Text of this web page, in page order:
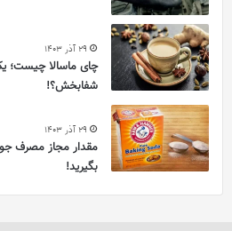
29 آذر 1403
چای ماسالا چیست؛
شفابخش؟!
29 آذر 1403
مقدار مجاز مصرف
بگیرید!